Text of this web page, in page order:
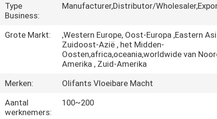
PRODUCTEN
ONGEVEER
FABRIEKSREIS
Type
Business:
Manufacturer,Distributor/
Grote Markt:
,Western Europe, Oost-Europa ,Eastern
Zuidoost-Azië , het Midden-
Oosten,africa,oceania,worldwide van
Amerika , Zuid-Amerika
Merken:
Olifants Vloeibare Macht
Aantal
werknemers:
100~200